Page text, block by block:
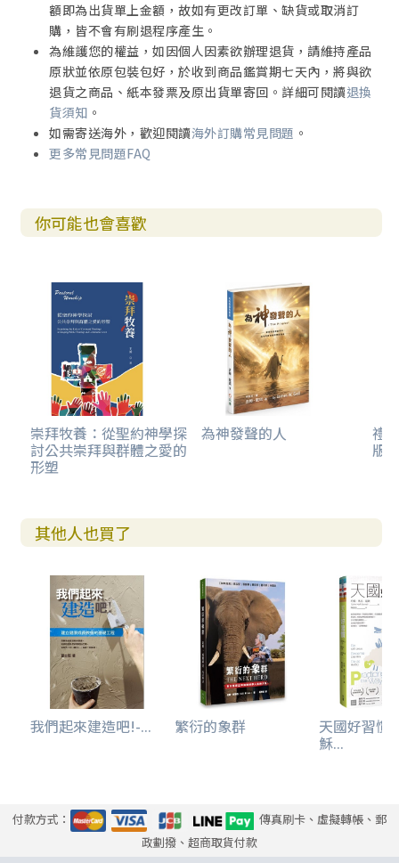
額即為出貨單上金額，故如有更改訂單、缺貨或取消訂
購，皆不會有刷退程序產生。
為維護您的權益，如因個人因素欲辦理退貨，請維持產品
原狀並依原包裝包好，於收到商品鑑賞期七天內，將與欲
退貨之商品、紙本發票及原出貨單寄回。詳細可閱讀退換
貨須知 。
如需寄送海外，歡迎閱讀海外訂購常見問題 。
更多常見問題FAQ
你可能也會喜歡
崇拜牧養：從聖約神學探
討公共崇拜與群體之愛的
形塑
為神發聲的人 禮
版)
其他人也買了
我們起來建造吧!-... 繁衍的象群 天國好習慣
穌...
付款方式：
傳真刷卡、虛擬轉帳、郵
政劃撥、超商取貨付款